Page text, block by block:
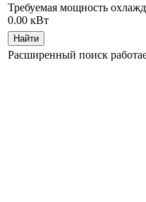
Требуемая мощность
0.00 кВт
Найти
Расширенный поиск